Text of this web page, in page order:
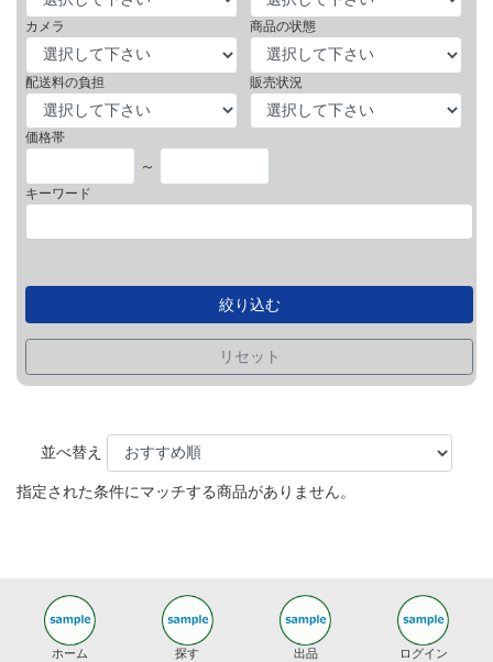
カメラ 商品の状態
配送料の負担 販売状況
価格帯
～
キーワード
絞り込む
リセット
並べ替え
指定された条件にマッチする商品がありません。
ホーム 探す 出品 ログイン